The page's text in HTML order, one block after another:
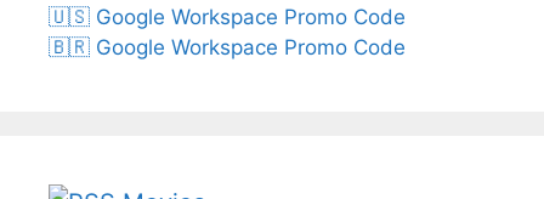
🇺🇸 Google Workspace Promo Code
🇧🇷 Google Workspace Promo Code